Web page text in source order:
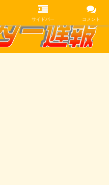
サイドバー コメント